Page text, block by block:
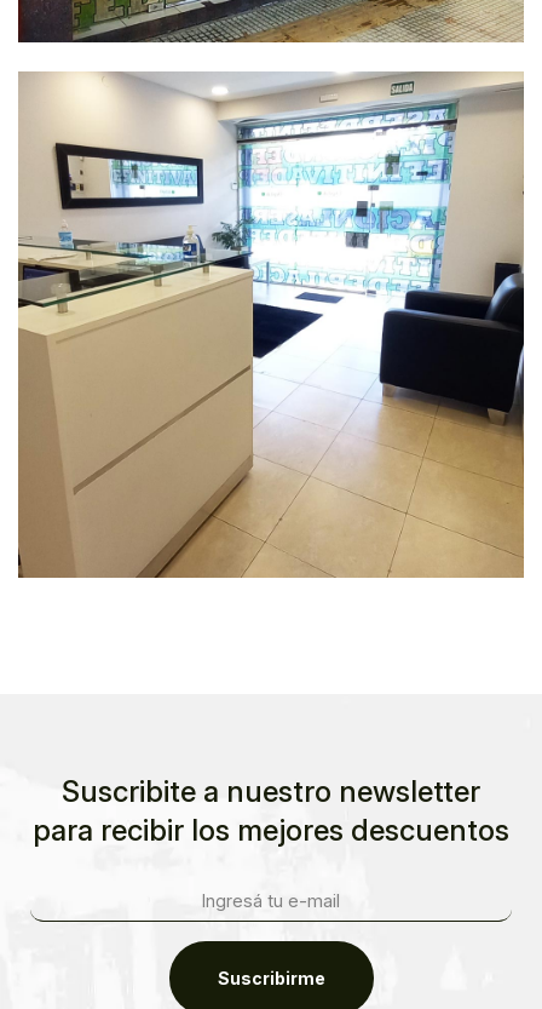
Suscribite a nuestro newsletter
para recibir los mejores descuentos
Suscribirme